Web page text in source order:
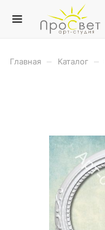
Главная Каталог